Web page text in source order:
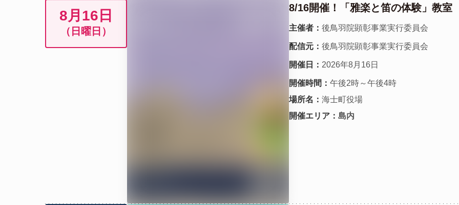
8月16日
（日曜日）
8/16開催！「雅楽と笛の体験」教室
主催者： 後鳥羽院顕彰事業実行委員会
配信元： 後鳥羽院顕彰事業実行委員会
開催日： 2026年8月16日
開催時間： 午後2時～午後4時
場所名： 海士町役場
開催エリア： 島内